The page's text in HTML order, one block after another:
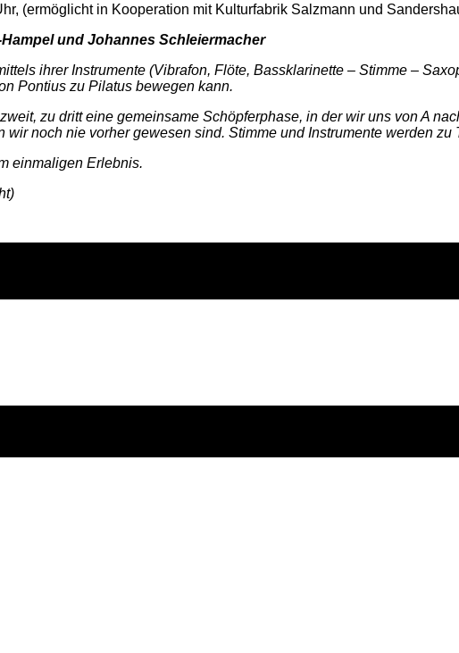
(ermöglicht in Kooperation mit Kulturfabrik Salzmann und
und Johannes Schleiermacher
ihrer Instrumente (Vibrafon, Flöte, Bassklarinette – Stimme –
Pontius zu Pilatus bewegen kann.
zu dritt eine gemeinsame Schöpferphase, in der wir uns von A
wir noch nie vorher gewesen sind. Stimme und Instrumente werden
einmaligen Erlebnis.